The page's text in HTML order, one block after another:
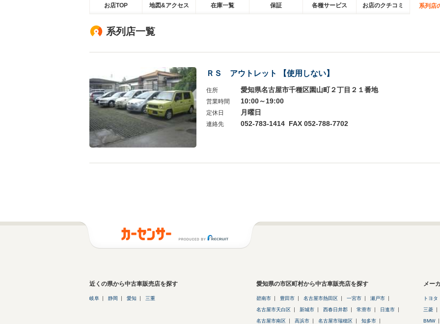
お店TOP 地図&アクセス 在庫一覧 保証 各種サービス お店のクチコミ 系列店
系列店一覧
ＲＳ アウトレット 【使用しない】
住所 愛知県名古屋市千種区園山町２丁目２１番地
営業時間 10:00～19:00
定休日 月曜日
連絡先 052-783-1414 FAX 052-788-7702
近くの県から中古車販売店を探す
岐阜 静岡 愛知 三重
愛知県の市区町村から中古車販売店を探す
碧南市 豊田市 名古屋市熱田区 一宮市 瀬戸市
名古屋市天白区 新城市 西春日井郡 常滑市 日進市
名古屋市南区 高浜市 名古屋市瑞穂区 知多市
メー
トヨタ
三菱
BMW